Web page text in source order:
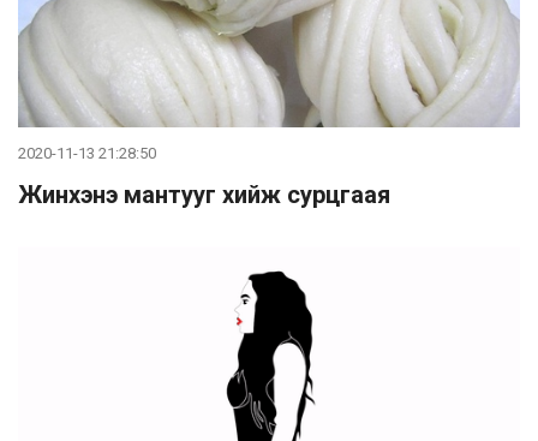
2020-11-13 21:28:50
Жинхэнэ мантууг хийж сурцгаая